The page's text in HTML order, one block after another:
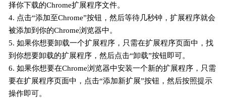
择你下载的Chrome扩展程序文件。
4. 点击“添加至Chrome”按钮，然后等待几秒钟，扩展程序就会
被添加到你的Chrome浏览器中。
5. 如果你想要卸载一个扩展程序，只需在扩展程序页面中，找
到你想要卸载的扩展程序，然后点击“卸载”按钮即可。
6. 如果你想要在Chrome浏览器中安装一个新的扩展程序，只需
要在扩展程序页面中，点击“添加新扩展”按钮，然后按照提示
操作即可。